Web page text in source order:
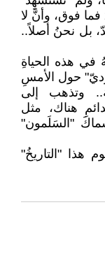
مثلكم، بالرغم من كوننا من مواليد 2007 فما فوق، وأنَّ لا
بل نحنُ أصلاً..
هذه الحياةِ
حول الأمسِ
وتذهب إلى
هناك، مثل
"السَلَمون"
هذا "التاريخُ"